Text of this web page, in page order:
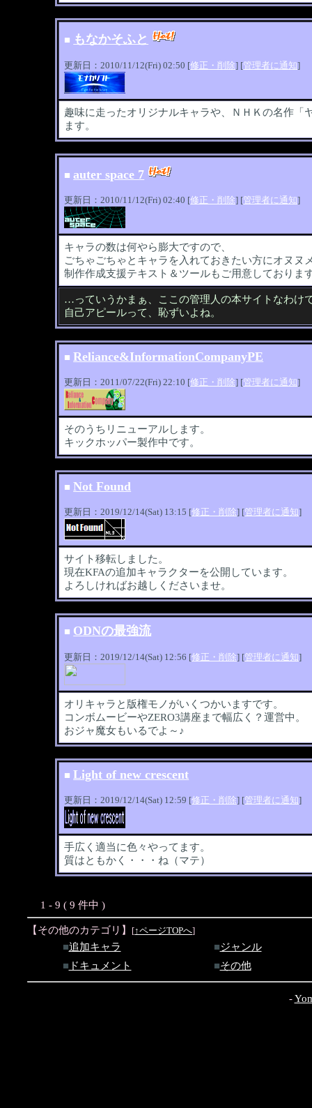
■ もなかそふと
更新日：2010/11/12(Fri) 02:50 [修正・削除] [管理者に通知]
趣味に走ったオリジナルキャラや、ＮＨＫの名作「
ます。
■ auter space 7
更新日：2010/11/12(Fri) 02:40 [修正・削除] [管理者に通知]
キャラの数は何やら膨大ですので、
ごちゃごちゃとキャラを入れておきたい方にオヌヌ
制作作成支援テキスト＆ツールもご用意しておりま
…っていうかまぁ、ここの管理人の本サイトなわけ
自己アピールって、恥ずいよね。
■ Reliance&InformationCompanyPE
更新日：2011/07/22(Fri) 22:10 [修正・削除] [管理者に通知]
そのうちリニューアルします。
キックホッパー製作中です。
■ Not Found
更新日：2019/12/14(Sat) 13:15 [修正・削除] [管理者に通知]
サイト移転しました。
現在KFAの追加キャラクターを公開しています。
よろしければお越しくださいませ。
■ ODNの最強流
更新日：2019/12/14(Sat) 12:56 [修正・削除] [管理者に通知]
オリキャラと版権モノがいくつかいますです。
コンボムービーやZERO3講座まで幅広く？運営中。
おジャ魔女もいるでよ～♪
■ Light of new crescent
更新日：2019/12/14(Sat) 12:59 [修正・削除] [管理者に通知]
手広く適当に色々やってます。
質はともかく・・・ね（マテ）
1 - 9 ( 9 件中 )
【その他のカテゴリ】 [↑ページTOPへ]
■追加キャラ ■ジャンル
■ ドキュメント ■その他
-